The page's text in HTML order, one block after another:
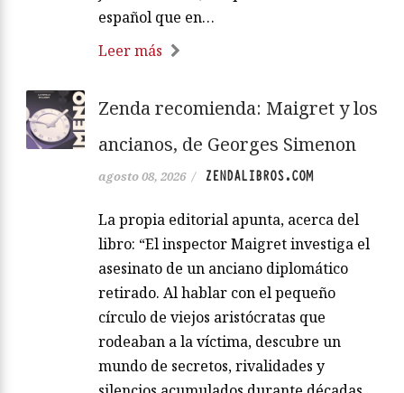
español que en…
Leer más
Zenda recomienda: Maigret y los
ancianos, de Georges Simenon
agosto 08, 2026 / ZENDALIBROS.COM
La propia editorial apunta, acerca del
libro: “El inspector Maigret investiga el
asesinato de un anciano diplomático
retirado. Al hablar con el pequeño
círculo de viejos aristócratas que
rodeaban a la víctima, descubre un
mundo de secretos, rivalidades y